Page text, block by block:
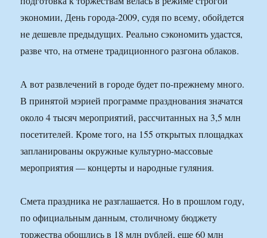
экономии, День города-2009, судя по всему, обойдется
не дешевле предыдущих. Реально сэкономить удастся,
разве что, на отмене традиционного разгона облаков.
А вот развлечений в городе будет по-прежнему много.
В принятой мэрией программе празднования значатся
около 4 тысяч мероприятий, рассчитанных на 3,5 млн
посетителей. Кроме того, на 155 открытых площадках
запланированы окружные культурно-массовые
мероприятия — концерты и народные гуляния.
Смета праздника не разглашается. Но в прошлом году,
по официальным данным, столичному бюджету
торжества обошлись в 18 млн рублей, еще 60 млн